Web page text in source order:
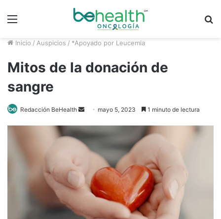
Menú
Inicio / Auspicios / *Apoyado por Leucemia
Mitos de la donación de
sangre
Redacción BeHealth
Send
email
mayo 5, 2023 1 minuto de lectura